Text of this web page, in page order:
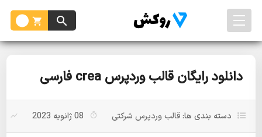
دانلود رایگان قالب وردپرس crea فارسی
دسته بندی ها:قالب وردپرس شرکتی 08 ژانویه 2023